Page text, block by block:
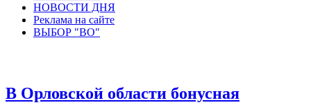
НОВОСТИ ДНЯ
Реклама на сайте
ВЫБОР "ВО"
В Орловской области бонусная